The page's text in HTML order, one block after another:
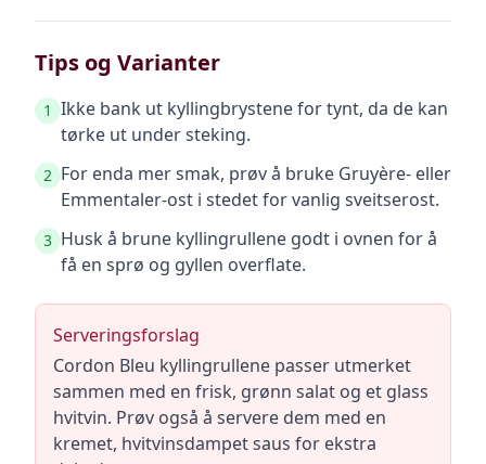
Tips og Varianter
1 Ikke bank ut kyllingbrystene for tynt, da de kan
tørke ut under steking.
2 For enda mer smak, prøv å bruke Gruyère- eller
Emmentaler-ost i stedet for vanlig sveitserost.
3 Husk å brune kyllingrullene godt i ovnen for å
få en sprø og gyllen overflate.
Serveringsforslag
Cordon Bleu kyllingrullene passer utmerket
sammen med en frisk, grønn salat og et glass
hvitvin. Prøv også å servere dem med en
kremet, hvitvinsdampet saus for ekstra